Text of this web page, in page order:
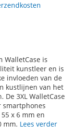
WalletCase is
kunstleer en is
invloeden van de
kustlijnen van het
De 3XL WalletCase
smartphones
x 6 mm en
mm. Lees verder